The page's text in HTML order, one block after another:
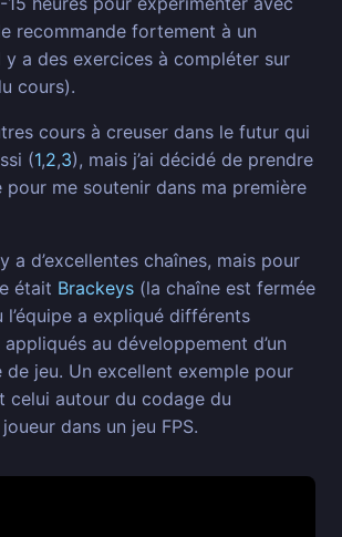
recommande fortement à un
a des exercices à compléter sur
cours).
cours à creuser dans le futur qui
(1,2,3), mais j’ai décidé de prendre
me soutenir dans ma première
a d’excellentes chaînes, mais pour
était Brackeys (la chaîne est fermée
l’équipe a expliqué différents
au développement d’un
jeu. Un excellent exemple pour
celui autour du codage du
dans un jeu FPS.